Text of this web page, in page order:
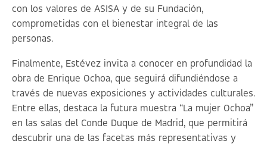
con los valores de ASISA y de su Fundación,
comprometidas con el bienestar integral de las
personas.
Finalmente, Estévez invita a conocer en profundidad la
obra de Enrique Ochoa, que seguirá difundiéndose a
través de nuevas exposiciones y actividades culturales.
Entre ellas, destaca la futura muestra “La mujer Ochoa”
en las salas del Conde Duque de Madrid, que permitirá
descubrir una de las facetas más representativas y